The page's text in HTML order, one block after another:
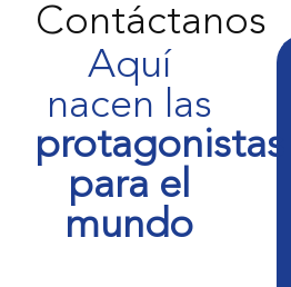
Contáctanos
Aquí
nacen las
protagonistas
para el
mundo